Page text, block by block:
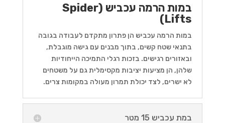
במות הרמה עכביש (Spider
Lifts)
במות הרמה עכביש הן פתרון מתקדם לעבודה בגובה
בתנאי שטח קשים, בתוך מבנים עם גישה מוגבלת,
ובאזורים רגישים. בזכות רגלי התמיכה הייחודיות
שלהן, הן מציעות יציבות מקסימלית גם על משטחים
לא ישרים, לצד יכולת תמרון מעולה במקומות צרים.
במת עכביש 15 מטר